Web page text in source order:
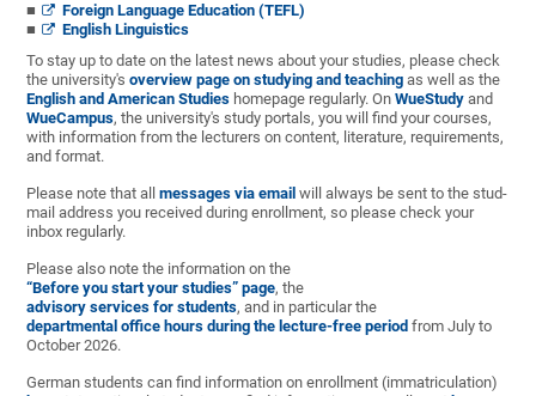
Foreign Language Education (TEFL)
English Linguistics
To stay up to date on the latest news about your studies, please check
the university'soverview page on studying and teaching as well as the
English and American Studies homepage regularly. OnWueStudy and
WueCampus, the university's study portals, you will find your courses,
with information from the lecturers on content, literature, requirements,
and format.
Please note that allmessages via email will always be sent to the stud-
mail address you received during enrollment, so please check your
inbox regularly.
Please also note the information on the
“Before you start your studies” page, the
advisory services for students, and in particular the
departmental office hours during the lecture-free period from July to
October 2026.
German students can find information on enrollment (immatriculation)